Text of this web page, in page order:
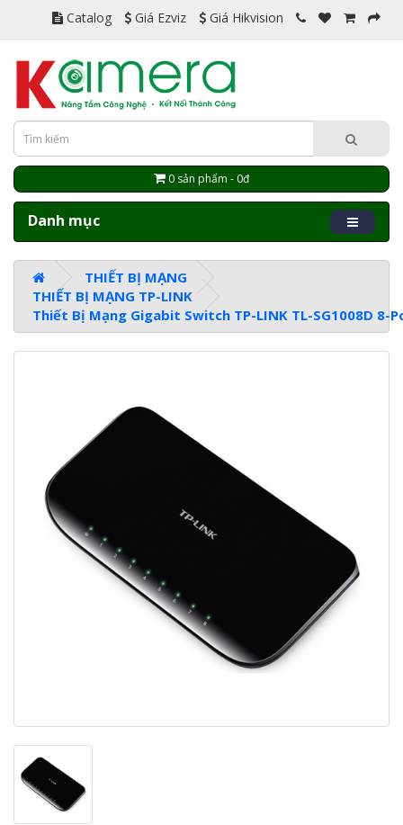
Catalog Giá Ezviz Giá Hikvision
0 sản phẩm - 0đ
Danh mục
THIẾT BỊ MẠNG
THIẾT BỊ MẠNG TP-LINK
Thiết Bị Mạng Gigabit Switch TP-LINK TL-SG1008D 8-